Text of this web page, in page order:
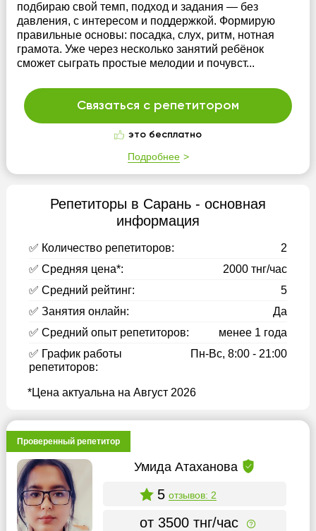
подбираю свой темп, подход и задания — без
давления, с интересом и поддержкой. Формирую
правильные основы: посадка, слух, ритм, нотная
грамота. Уже через несколько занятий ребёнок
сможет сыграть простые мелодии и почувст...
Связаться с репетитором
это бесплатно
Подробнее
Репетиторы в Сарань - основная
информация
✅ Количество репетиторов:
2
✅ Средняя цена*:
2000 тнг/час
✅ Средний рейтинг:
5
✅ Занятия онлайн:
Да
✅ Средний опыт репетиторов:
менее 1 года
✅ График работы
репетиторов:
Пн-Вс, 8:00 - 21:00
*Цена актуальна на Август 2026
Проверенный репетитор
Умида Атаханова
5 отзывов: 2
от 3500 тнг/час